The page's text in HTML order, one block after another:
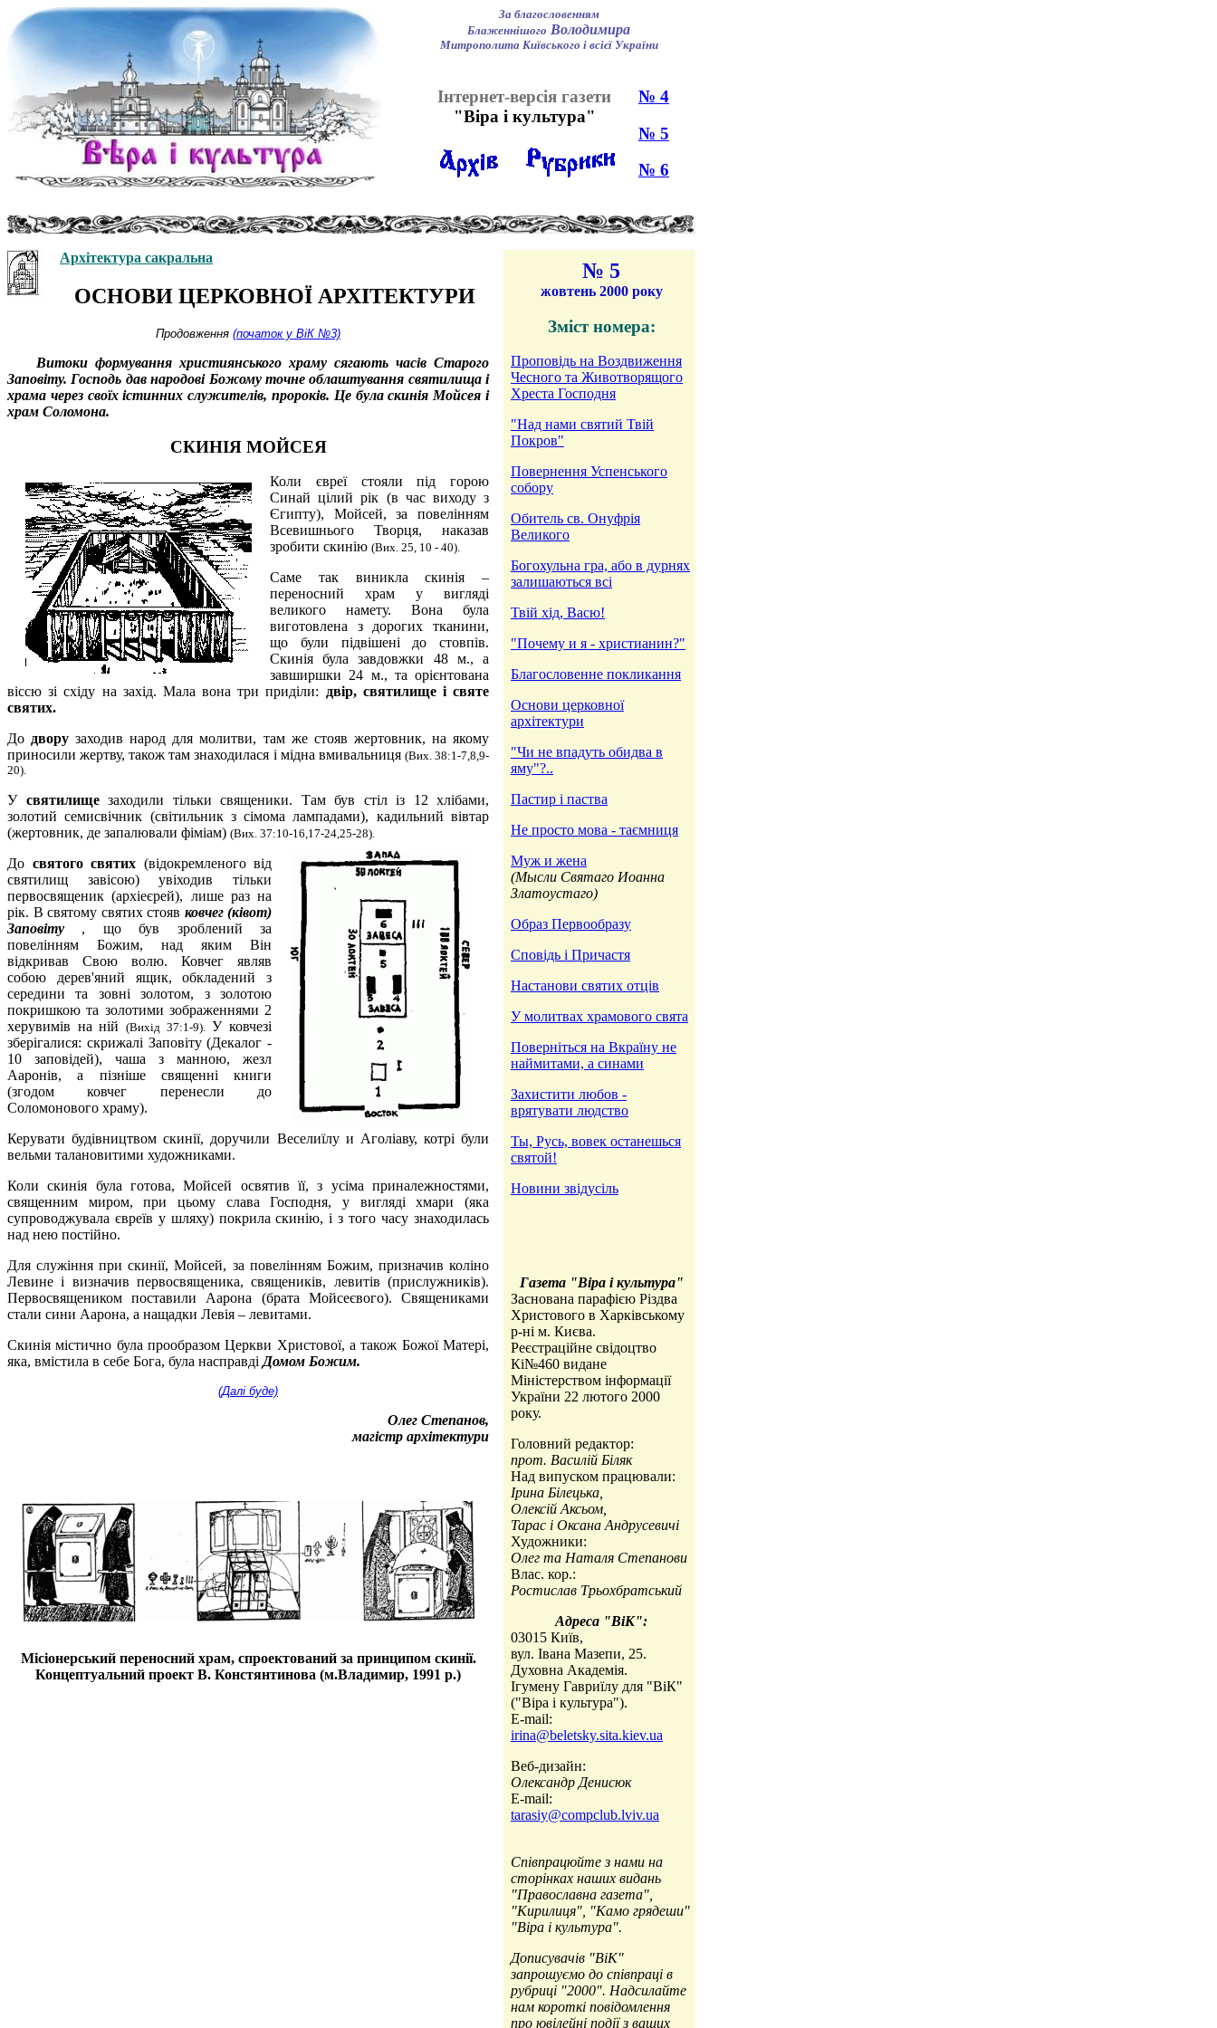
За благословенням
Блаженнішого Володимира
Митрополита Київського і всієї України
Інтернет-версія газети
"Віра і культура"
№ 4
№ 5
№ 6
Архітектура сакральна
ОСНОВИ ЦЕРКОВНОЇ АРХІТЕКТУРИ
Продовження (початок у ВіК №3)
Витоки формування християнського храму сягають часів Старого
Заповіту. Господь дав народові Божому точне облаштування святилища і
храма через своїх істинних служителів, пророків. Це була скинія Мойсея і
храм Соломона.
СКИНІЯ МОЙСЕЯ
Коли євреї стояли під горою
Синай цілий рік (в час виходу з
Єгипту), Мойсей, за повелінням
Всевишнього Творця, наказав
зробити скинію (Вих. 25, 10 - 40).
Саме так виникла скинія –
переносний храм у вигляді
великого намету. Вона була
виготовлена з дорогих тканини,
що були підвішені до стовпів.
Скинія була завдовжки 48 м., а
завширшки 24 м., та орієнтована
віссю зі східу на захід. Мала вона три приділи: двір, святилище і святе
святих.
До двору заходив народ для молитви, там же стояв жертовник, на якому
приносили жертву, також там знаходилася і мідна вмивальниця (Вих. 38:1-7,8,9-
20).
У святилищезаходили тільки священики. Там був стіл із 12 хлібами,
золотий семисвічник (світильник з сімома лампадами), кадильний вівтар
(жертовник, де запалювали фіміам) (Вих. 37:10-16,17-24,25-28).
До святого святих (відокремленого від
святилищ завісою) увіходив тільки
первосвященик (архіеєрей), лише раз на
рік. В святому святих стояв ковчег (ківот)
Заповіту , що був зроблений за
повелінням Божим, над яким Він
відкривав Свою волю. Ковчег являв
собою дерев'яний ящик, обкладений з
середини та зовні золотом, з золотою
покришкою та золотими зображеннями 2
херувимів на ній (Вихід 37:1-9). У ковчезі
зберігалися: скрижалі Заповіту (Декалог -
10 заповідей), чаша з манною, жезл
Ааронів, а пізніше священні книги
(згодом ковчег перенесли до
Соломонового храму).
Керувати будівництвом скинії, доручили Веселиїлу и Аголіаву, котрі були
вельми талановитими художниками.
Коли скинія була готова, Мойсей освятив її, з усіма приналежностями,
священним миром, при цьому слава Господня, у вигляді хмари (яка
супроводжувала євреїв у шляху) покрила скинію, і з того часу знаходилась
над нею постійно.
Для служіння при скинії, Мойсей, за повелінням Божим, призначив коліно
Левине і визначив первосвященика, священиків, левитів (прислужників).
Первосвящеником поставили Аарона (брата Мойсеєвого). Священиками
стали сини Аарона, а нащадки Левія – левитами.
Скинія містично була прообразом Церкви Христової, а також Божої Матері,
яка, вмістила в себе Бога, була насправді Домом Божим.
(Далі буде)
Олег Степанов,
магістр архітектури
Місіонерський переносний храм, спроектований за принципом скинії.
Концептуальний проект В. Констянтинова (м.Владимир, 1991 р.)
№ 5
жовтень 2000 року
Зміст номера:
Проповідь на Воздвиження
Чесного та Животворящого
Хреста Господня
"Над нами святий Твій
Покров"
Повернення Успенського
собору
Обитель св. Онуфрія
Великого
Богохульна гра, або в дурнях
залишаються всі
Твій хід, Васю!
"Почему и я - христианин?"
Благословенне покликання
Основи церковної
архітектури
"Чи не впадуть обидва в
яму"?..
Пастир і паства
Не просто мова - таємниця
Муж и жена
(Мысли Святаго Иоанна
Златоустаго)
Образ Первообразу
Сповідь і Причастя
Настанови святих отців
У молитвах храмового свята
Поверніться на Вкраїну не
наймитами, а синами
Захистити любов -
врятувати людство
Ты, Русь, вовек останешься
святой!
Новини звідусіль
Газета "Вiра i культура"
Заснована парафією Різдва
Христового в Харківському
р-ні м. Києва.
Реєстраційне свідоцтво
Кі№460 видане
Міністерством iнформації
України 22 лютого 2000
року.
Головний редактор:
прот. Василій Біляк
Над випуском працювали:
Ірина Білецька,
Олексій Аксьом,
Тарас і Оксана Андрусевичі
Художники:
Олег та Наталя Степанови
Влас. кор.:
Ростислав Трьохбратський
Адреса "ВіК":
03015 Київ,
вул. Івана Мазепи, 25.
Духовна Академія.
Ігумену Гавриїлу для "ВіК"
("Віра і культура").
E-mail:
irina@beletsky.sita.kiev.ua
Веб-дизайн:
Олександр Денисюк
E-mail:
tarasiy@compclub.lviv.ua
Співпрацюйте з нами на
сторінках наших видань
"Православна газета",
"Кирилиця", "Камо грядеши"
"Віра і культура".
Дописувачів "ВіК"
запрошуємо до співпраці в
рубриці "2000". Надсилайте
нам короткі повідомлення
про ювілейні події з ваших